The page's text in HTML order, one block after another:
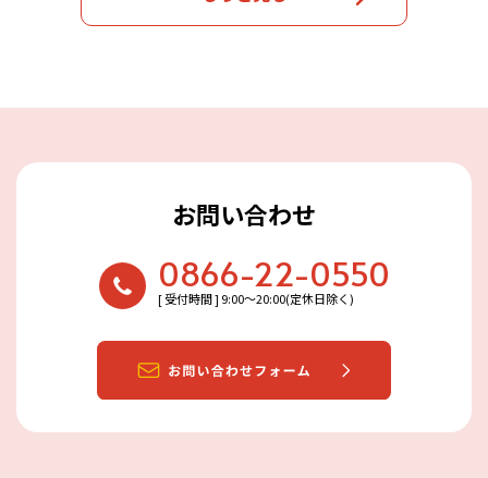
お問い合わせ
0866-22-0550
[ 受付時間 ] 9:00〜20:00(定休日除く)